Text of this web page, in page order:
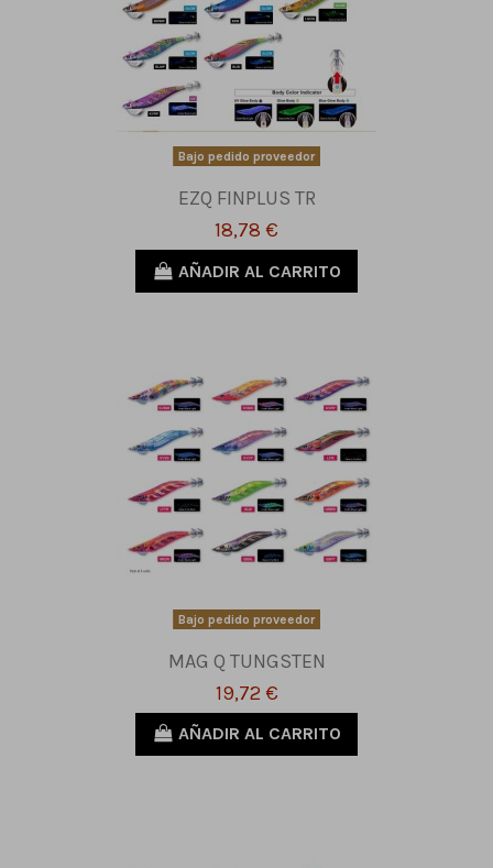
Bajo pedido proveedor
EZQ FINPLUS TR
18,78 €
AÑADIR AL CARRITO
Bajo pedido proveedor
MAG Q TUNGSTEN
19,72 €
AÑADIR AL CARRITO